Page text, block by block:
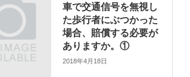
車で交通信号を無視し
た歩行者にぶつかった
場合、賠償する必要が
ありますか。①
2018年4月18日